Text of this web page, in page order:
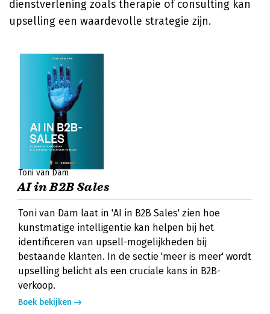
dienstverlening zoals therapie of consulting kan
upselling een waardevolle strategie zijn.
Toni van Dam
AI in B2B Sales
Toni van Dam laat in 'AI in B2B Sales' zien hoe
kunstmatige intelligentie kan helpen bij het
identificeren van upsell-mogelijkheden bij
bestaande klanten. In de sectie 'meer is meer' wordt
upselling belicht als een cruciale kans in B2B-
verkoop.
Boek bekijken